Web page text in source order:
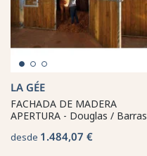
LA GÉE
FACHADA DE MADERA
APERTURA - Douglas / Barras
desde 1.484,07 €